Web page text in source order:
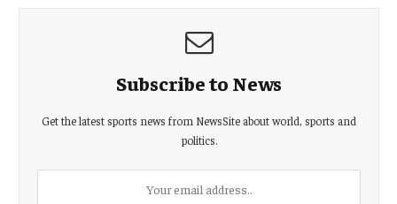
Subscribe to News
Get the latest sports news from NewsSite about world, sports and
politics.